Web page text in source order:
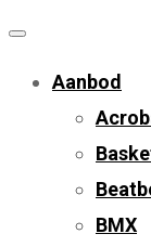
Aanbod
BMX